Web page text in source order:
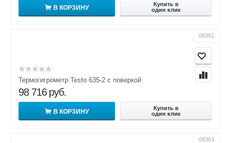
В КОРЗИНУ
Купить в
один клик
09362
Термогигрометр Testo 635-2 с поверкой
98 716 руб.
В КОРЗИНУ
Купить в
один клик
09363